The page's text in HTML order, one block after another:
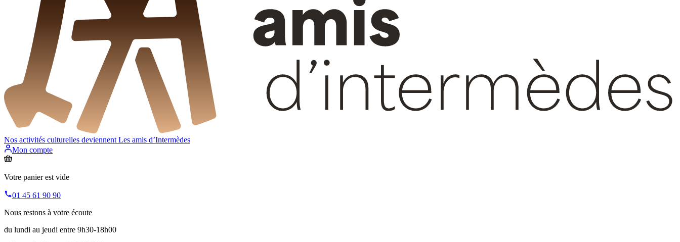
Nos activités culturelles deviennent Les amis d’Intermèdes
Mon compte
Votre panier est vide
01 45 61 90 90
Nous restons à votre écoute
du lundi au jeudi entre 9h30-18h00